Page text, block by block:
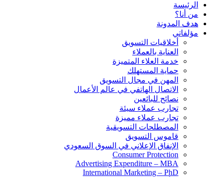
الرئيسة
من أنا؟
هدف المدونة
مؤلفاتي
أخلاقيات التسويق
العناية بالعملاء
خدمة العلاء المتميزة
حماية المستهلك
المهن في مجال التسويق
الاتصال الهاتفي في عالم الأعمال
نصائح للبائعين
تجارب عملاء سيئة
تجارب عملاء مميزة
المصطلحات التسويقية
قاموس التسويق
الإنفاق الإعلاني في السوق السعودي
Consumer Protection
Advertising Expenditure – MBA
International Marketing – PhD